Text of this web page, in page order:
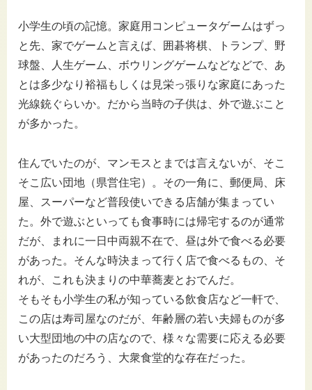
小学生の頃の記憶。家庭用コンピュータゲームはずっ
と先、家でゲームと言えば、囲碁将棋、トランプ、野
球盤、人生ゲーム、ボウリングゲームなどなどで、あ
とは多少なり裕福もしくは見栄っ張りな家庭にあった
光線銃ぐらいか。だから当時の子供は、外で遊ぶこと
が多かった。
住んでいたのが、マンモスとまでは言えないが、そこ
そこ広い団地（県営住宅）。その一角に、郵便局、床
屋、スーパーなど普段使いできる店舗が集まってい
た。外で遊ぶといっても食事時には帰宅するのが通常
だが、まれに一日中両親不在で、昼は外で食べる必要
があった。そんな時決まって行く店で食べるもの、そ
れが、これも決まりの中華蕎麦とおでんだ。
そもそも小学生の私が知っている飲食店など一軒で、
この店は寿司屋なのだが、年齢層の若い夫婦ものが多
い大型団地の中の店なので、様々な需要に応える必要
があったのだろう、大衆食堂的な存在だった。